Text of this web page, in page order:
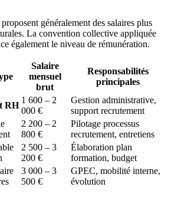
généralement des salaires plus
La convention collective appliquée
également le niveau de rémunération.
Salaire
mensuel
brut
Responsabilités
principales
RH
1 600 – 2
000 €
Gestion administrative,
support recrutement
2 200 – 2
800 €
Pilotage processus
recrutement, entretiens
2 500 – 3
200 €
Élaboration plan
formation, budget
3 000 – 3
500 €
GPEC, mobilité interne,
évolution